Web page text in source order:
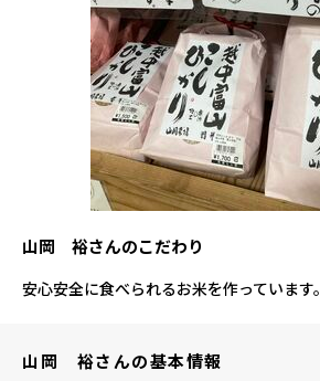
山岡 裕さんのこだわり
安心安全に食べられるお米を作っています。
山岡 裕さんの基本情報